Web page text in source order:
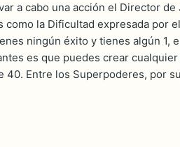
a cabo una acción el Director
la Dificultad expresada por
ningún éxito y tienes algún 1,
es que puedes crear
Entre los Superpoderes, por